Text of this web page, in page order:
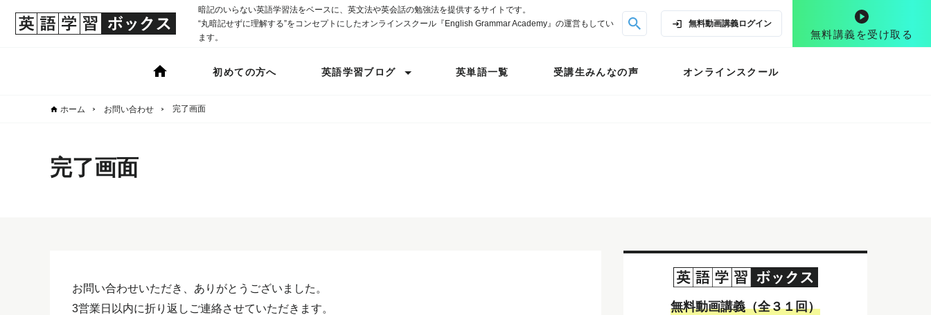
暗記のいらない英語学習法をベースに、英文法や英会話の勉強法を提供するサイトです。
“丸暗記せずに理解する”をコンセプトにしたオンラインスクール『English Grammar Academy』の運営もしてい
ます。
無料動画講義ログイン
無料講義を受け取る
初めての方へ 英語学習ブログ 英単語一覧 受講生みんなの声 オンラインスクール
ホーム お問い合わせ 完了画面
完了画面
お問い合わせいただき、ありがとうございました。
3営業日以内に折り返しご連絡させていただきます。
無料動画講義（全３１回）